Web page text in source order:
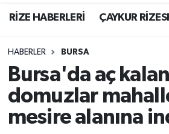
RİZE HABERLERİ ÇAYKUR
HABERLER BURSA
Bursa'da aç kalan
domuzlar
mesire alanına
Asayiş
Rize Jandarma Komutanlığı
Bilim Teknoloji
Merkez Trafik Yoğunluk
Süper Lig Puan Durumu ve
Tüm Manşetler